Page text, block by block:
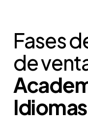
Fases
de
Idiomas